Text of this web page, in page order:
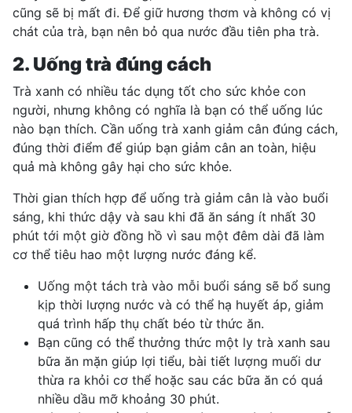
cũng sẽ bị mất đi. Để giữ hương thơm và không có vị
chát của trà, bạn nên bỏ qua nước đầu tiên pha trà.
2. Uống trà đúng cách
Trà xanh có nhiều tác dụng tốt cho sức khỏe con
người, nhưng không có nghĩa là bạn có thể uống lúc
nào bạn thích. Cần uống trà xanh giảm cân đúng cách,
đúng thời điểm để giúp bạn giảm cân an toàn, hiệu
quả mà không gây hại cho sức khỏe.
Thời gian thích hợp để uống trà giảm cân là vào buổi
sáng, khi thức dậy và sau khi đã ăn sáng ít nhất 30
phút tới một giờ đồng hồ vì sau một đêm dài đã làm
cơ thể tiêu hao một lượng nước đáng kể.
Uống một tách trà vào mỗi buổi sáng sẽ bổ sung
kịp thời lượng nước và có thể hạ huyết áp, giảm
quá trình hấp thụ chất béo từ thức ăn.
Bạn cũng có thể thưởng thức một ly trà xanh sau
bữa ăn mặn giúp lợi tiểu, bài tiết lượng muối dư
thừa ra khỏi cơ thể hoặc sau các bữa ăn có quá
nhiều dầu mỡ khoảng 30 phút.